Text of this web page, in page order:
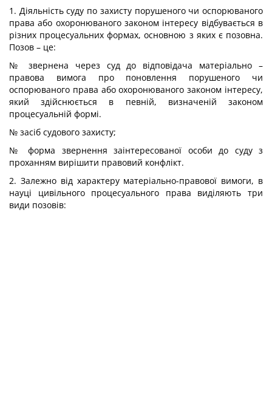
1. Діяльність суду по захисту порушеного чи оспорюваного
права або охоронюваного законом інтересу відбувається в
різних процесуальних формах, основною з яких є позовна.
Позов – це:
№ звернена через суд до відповідача матеріально –
правова вимога про поновлення порушеного чи
оспорюваного права або охоронюваного законом інтересу,
який здійснюється в певній, визначеній законом
процесуальній формі.
№ засіб судового захисту;
№ форма звернення заінтересованої особи до суду з
проханням вирішити правовий конфлікт.
2. Залежно від характеру матеріально-правової вимоги, в
науці цивільного процесуального права виділяють три
види позовів: